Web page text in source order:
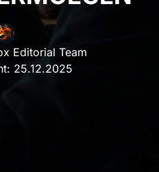
Editorial Team
25.12.2025